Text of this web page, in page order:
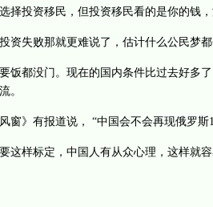
择投资移民，但投资移民看的是你的钱
失败那就更难说了，估计什么公民梦都
都没门。现在的国内条件比过去好多了
。
》有报道说， “中国会不会再现俄罗斯
样标定，中国人有从众心理，这样就